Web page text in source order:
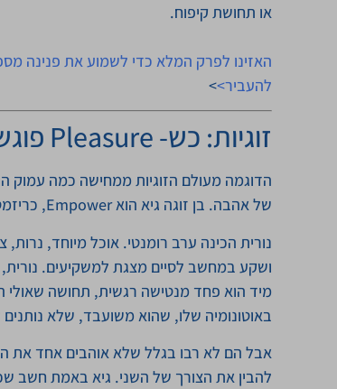
או תחושת קיפוח.
האזינו לפרק המלא כדי לשמוע את פנינה
להעביר>>
זוגיות: כש- Pleasure פוגש Empower
של אהבה. בן זוגה גיא הוא Empower, כריזמטי, יוזם, עסוק כל הזמן בהשגת מטרות.
נורית הכינה ערב רומנטי. אוכל מיוחד,
ושקע במחשב לסיים מצגת למשקיעים.
מיד הוא פחד מנטישה רגשית, תחושה שאולי
באוטונומיה שלו, שהוא משועבד, שלא
אבל הם לא רבו בגלל שלא אוהבים אחד את
להבין את הצורך של השני. גיא באמת חשב